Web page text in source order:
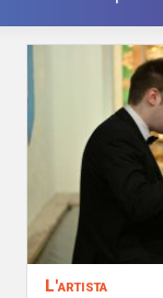
L'artista